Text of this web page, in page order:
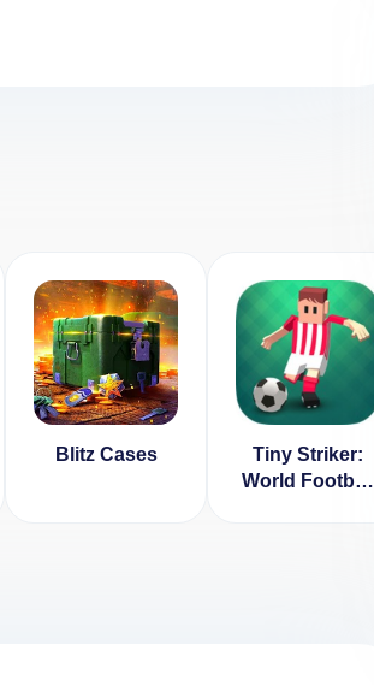
Blitz Cases
Tiny Striker:
World Football